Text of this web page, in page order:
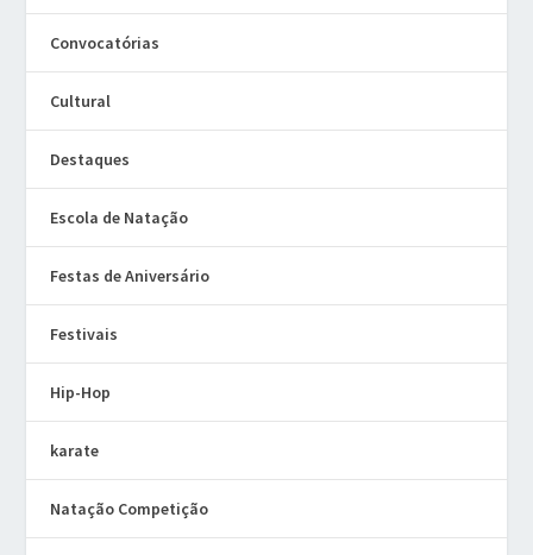
Convocatórias
Cultural
Destaques
Escola de Natação
Festas de Aniversário
Festivais
Hip-Hop
karate
Natação Competição